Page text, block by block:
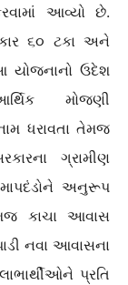
આવ્યો છે.
૬૦ ટકા અને
યોજનાનો ઉદેશ
મોજણી
ધરાવતા તેમજ
ગ્રામીણ
માપદંડોને અનુરૂપ
કાચા આવાસ
નવા આવાસના
પ્રતિ